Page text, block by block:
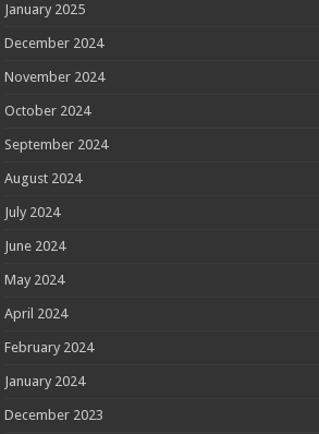
January 2025
December 2024
November 2024
October 2024
September 2024
August 2024
July 2024
June 2024
May 2024
April 2024
February 2024
January 2024
December 2023